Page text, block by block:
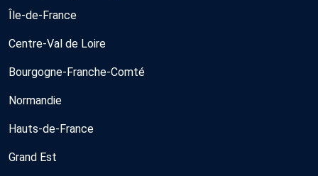
Île-de-France
Centre-Val de Loire
Bourgogne-Franche-Comté
Normandie
Hauts-de-France
Grand Est